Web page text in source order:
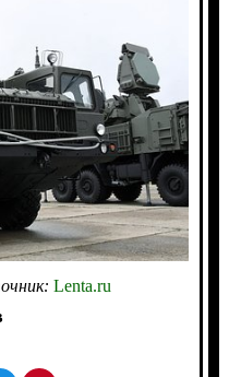
Lenta.ru